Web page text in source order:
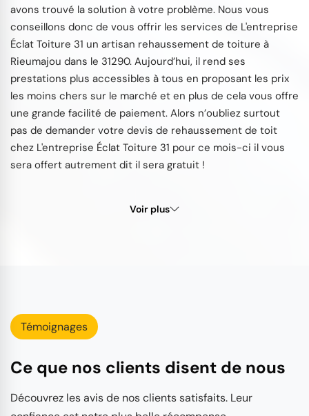
avons trouvé la solution à votre problème. Nous vous
conseillons donc de vous offrir les services de L'entreprise
Éclat Toiture 31 un artisan rehaussement de toiture à
Rieumajou dans le 31290. Aujourd’hui, il rend ses
prestations plus accessibles à tous en proposant les prix
les moins chers sur le marché et en plus de cela vous offre
une grande facilité de paiement. Alors n’oubliez surtout
pas de demander votre devis de rehaussement de toit
chez L'entreprise Éclat Toiture 31 pour ce mois-ci il vous
sera offert autrement dit il sera gratuit !
Voir plus
Témoignages
Ce que nos clients disent de nous
Découvrez les avis de nos clients satisfaits. Leur